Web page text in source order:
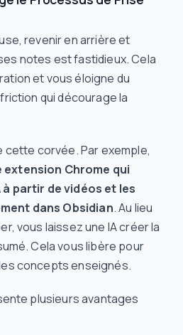
revenir en arrière et
notes est fastidieux. Cela
et vous éloigne du
qui décourage la
cette corvée. Par exemple,
extension Chrome qui
partir de vidéos et les
dans Obsidian. Au lieu
vous laissez une IA créer la
Cela vous libère pour
conceptsenseignés.
plusieurs avantages